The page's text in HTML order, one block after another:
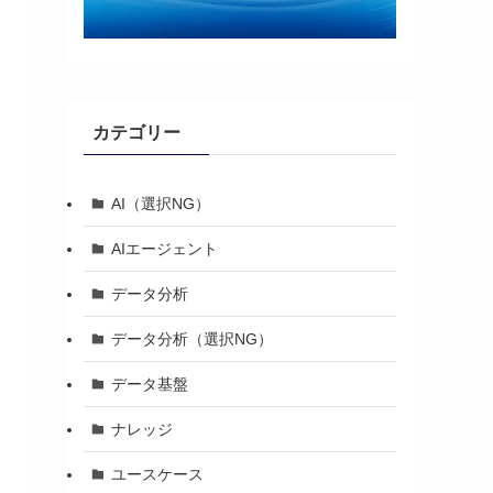
カテゴリー
AI（選択NG）
AIエージェント
データ分析
データ分析（選択NG）
データ基盤
ナレッジ
ユースケース